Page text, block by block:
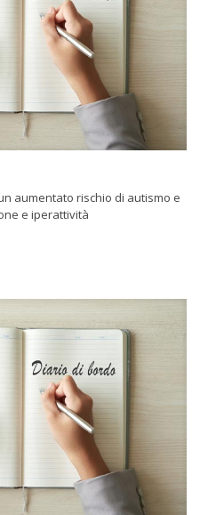
aumentato rischio di autismo e
e iperattività